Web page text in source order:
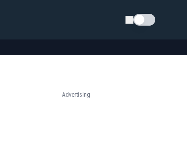
Schimba tema
Advertising